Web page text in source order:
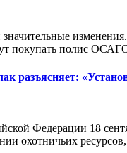
покупать полис
разъясняет:
Федерации 18
охотничьих